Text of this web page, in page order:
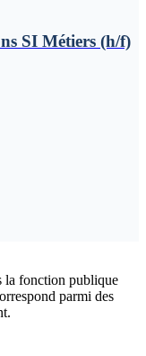
SI Métiers (h/f)
la fonction publique
parmi des